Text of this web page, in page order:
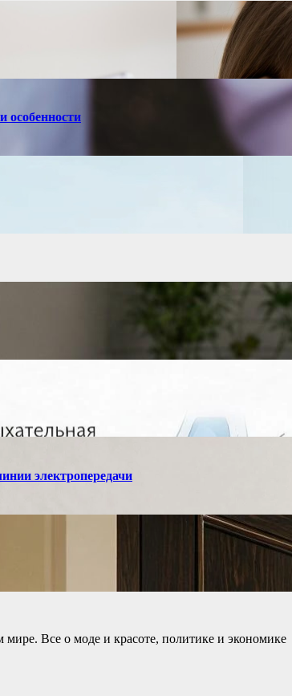
особенности
электропередачи
Все о моде и красоте, политике и экономике